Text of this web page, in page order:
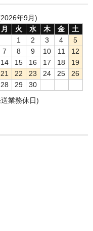
年9月)
月 火 水 木 金
土
1
2 3 4
5
7 8 9 10 11
12
14 15 16 17 18
19
21 22 23 24 25
26
28 29
30
業務休日)